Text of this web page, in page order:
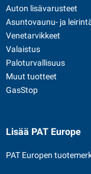
Auton lisävarusteet
Asuntovaunu- ja
Venetarvikkeet
Valaistus
Paloturvallisuus
Muut tuotteet
GasStop
Lisää PAT Europe
PAT Europen